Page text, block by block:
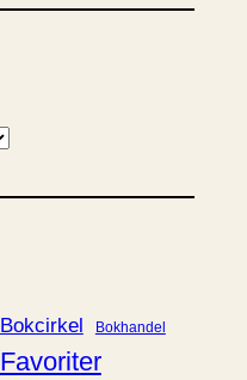
Bokcirkel Bokhandel
Favoriter